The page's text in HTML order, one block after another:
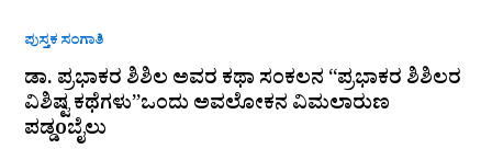
ಪುಸ್ತಕ ಸಂಗಾತಿ
ಡಾ. ಪ್ರಭಾಕರ ಶಿಶಿಲ ಅವರ ಕಥಾ ಸಂಕಲನ “ಪ್ರಭಾಕರ ಶಿಶಿಲರ
ವಿಶಿಷ್ಟ ಕಥೆಗಳು”ಒಂದು ಅವಲೋಕನ ವಿಮಲಾರುಣ
ಪಡ್ಡoಬೈಲು